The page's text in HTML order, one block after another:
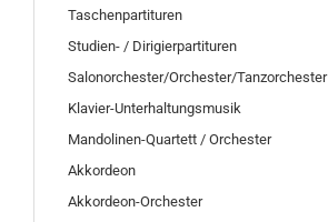
Taschenpartituren
Studien- / Dirigierpartituren
Salonorchester/Orchester/Tanzorchester
Klavier-Unterhaltungsmusik
Mandolinen-Quartett / Orchester
Akkordeon
Akkordeon-Orchester